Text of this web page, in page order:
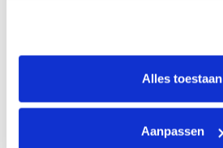
Alles toestaan
Aanpassen